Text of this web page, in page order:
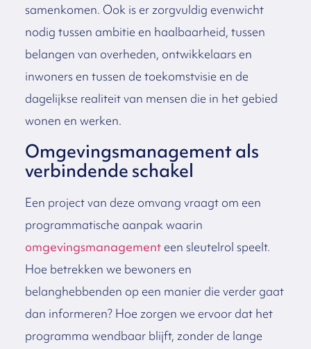
samenkomen. Ook is er zorgvuldig evenwicht
nodig tussen ambitie en haalbaarheid, tussen
belangen van overheden, ontwikkelaars en
inwoners en tussen de toekomstvisie en de
dagelijkse realiteit van mensen die in het gebied
wonen en werken.
Omgevingsmanagement als
verbindende schakel
Een project van deze omvang vraagt om een
programmatische aanpak waarin
omgevingsmanagementeen sleutelrol speelt.
Hoe betrekken we bewoners en
belanghebbenden op een manier die verder gaat
dan informeren? Hoe zorgen we ervoor dat het
programma wendbaar blijft, zonder de lange